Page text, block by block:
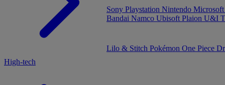
Sony Playstation Nintendo
Bandai Namco Ubisoft Plaion U&I
Lilo & Stitch Pokémon One Piece
High-tech